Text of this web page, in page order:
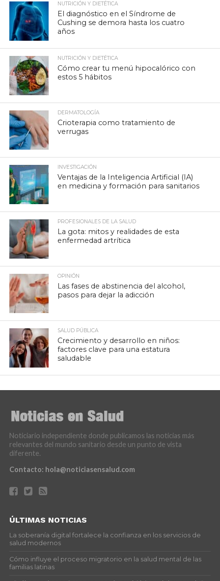
NUTRICIÓN Y DIETÉTICA
El diagnóstico en el Síndrome de
Cushing se demora hasta los cuatro
años
NUTRICIÓN Y DIETÉTICA
Cómo crear tu menú hipocalórico con
estos 5 hábitos
DERMATOLOGÍA
Crioterapia como tratamiento de
verrugas
INVESTIGACIÓN
Ventajas de la Inteligencia Artificial (IA)
en medicina y formación para sanitarios
PROFESIONALES DE LA SALUD
La gota: mitos y realidades de esta
enfermedad artrítica
OPINIÓN
Las fases de abstinencia del alcohol,
pasos para dejar la adicción
SALUD PÚBLICA
Crecimiento y desarrollo en niños:
factores clave para una estatura
saludable
Noticiario independiente donde publicamos las noticias más
relevantes del mundo sanitario desde un punto de vista
diferente.
Contacto: hola@noticiasensalud.com
ÚLTIMAS NOTICIAS
La soberanía digital fortalece la confianza en los servicios de
salud modernos
Cómo influye el proceso migratorio en la salud mental de las
familias latinas